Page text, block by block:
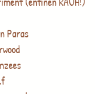
Paras